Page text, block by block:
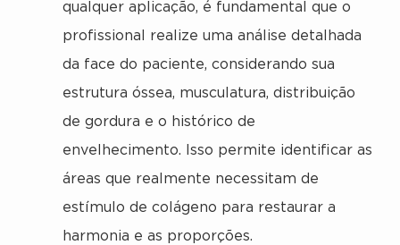
qualquer aplicação, é fundamental que o
profissional realize uma análise detalhada
da face do paciente, considerando sua
estrutura óssea, musculatura, distribuição
de gordura e o histórico de
envelhecimento. Isso permite identificar as
áreas que realmente necessitam de
estímulo de colágeno para restaurar a
harmonia e as proporções.